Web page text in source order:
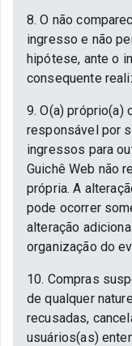
8. O não
ingresso e não
hipótese, ante o
consequente
9. O(a) próprio(a)
responsável por
ingressos para
Guichê Web não
própria. A
pode ocorrer
alteração
organização do
10. Compras
de qualquer
recusadas,
usuários(as)